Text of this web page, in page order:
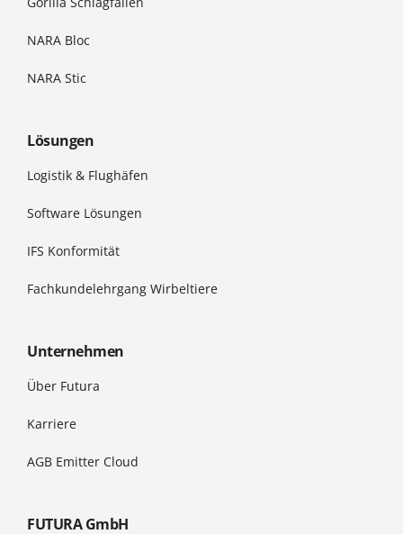
NARA Bloc
NARA Stic
Lösungen
Logistik & Flughäfen
Software Lösungen
IFS Konformität
Fachkundelehrgang Wirbeltiere
Unternehmen
Über Futura
Karriere
AGB Emitter Cloud
FUTURA GmbH